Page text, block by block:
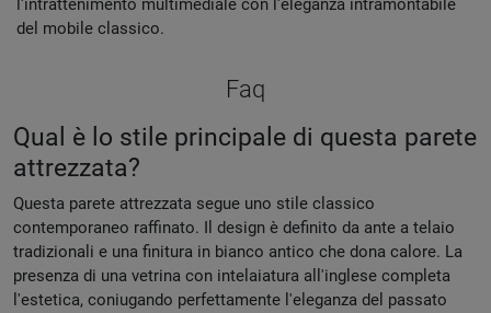
l'intrattenimento multimediale con l'eleganza intramontabile
del mobile classico.
Faq
Qual è lo stile principale di questa parete
attrezzata?
Questa parete attrezzata segue uno stile classico
contemporaneo raffinato. Il design è definito da ante a telaio
tradizionali e una finitura in bianco antico che dona calore. La
presenza di una vetrina con intelaiatura all'inglese completa
l'estetica, coniugando perfettamente l'eleganza del passato